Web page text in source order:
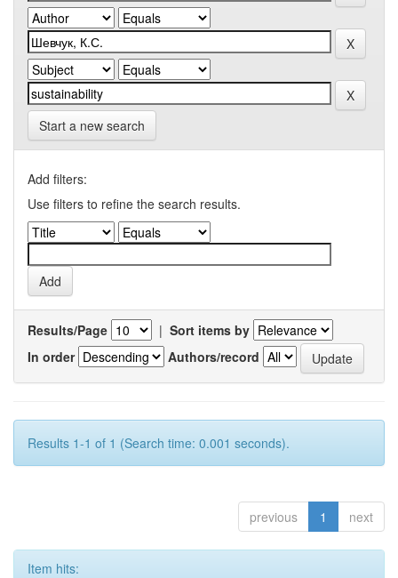
Start a new search
Add filters:
Use filters to refine the search results.
Results/Page | Sort items by
In order
Authors/record
Results 1-1 of 1 (Search time: 0.001 seconds).
previous 1 next
Item hits: